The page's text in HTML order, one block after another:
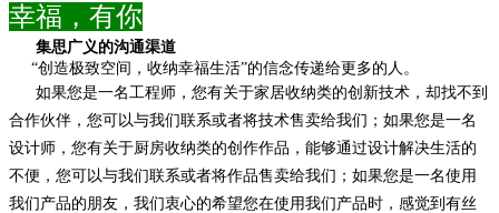
幸福，有你
集思广义的沟通渠道
“创造极致空间，收纳幸福生活”的信念传递给更多的人。
如果您是一名工程师，您有关于家居收纳类的创新技术， 却找不到
合作伙伴，您可以与我们联系或者将技术售卖给我们； 如果您是一名
设计师，您有关于厨房收纳类的创作作品， 能够通过设计解决生活的
不便，您可以与我们联系或者将作品售卖给我们； 如果您是一名使用
我们产品的朋友，我们衷心的希望您在使用我们产品时， 感觉到有丝